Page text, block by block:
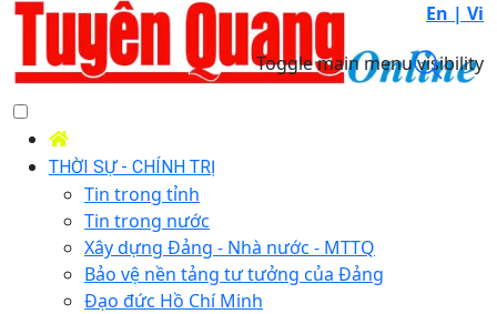
En | Vi
Toggle main menu visibility
THỜI SỰ - CHÍNH TRỊ
Tin trong tỉnh
Tin trong nước
Xây dựng Đảng - Nhà nước - MTTQ
Bảo vệ nền tảng tư tưởng của Đảng
Đạo đức Hồ Chí Minh